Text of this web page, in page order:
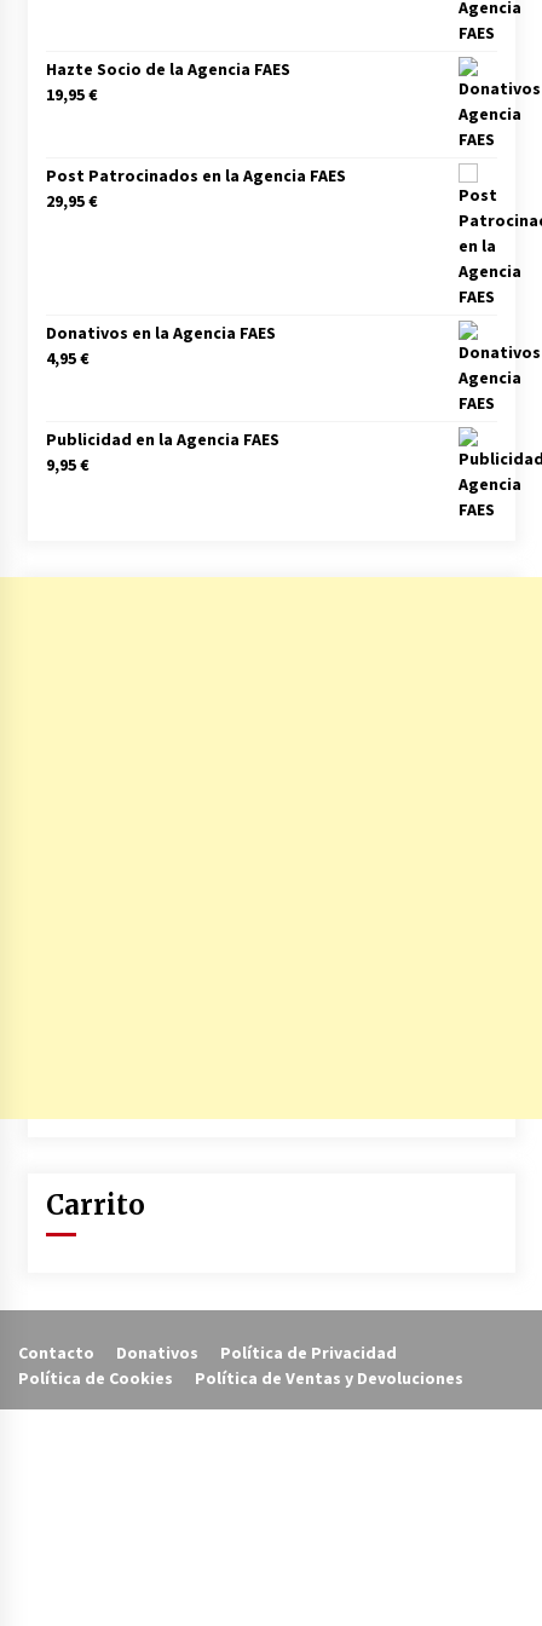
Hazte Socio de la Agencia FAES
19,95€
Post Patrocinados en la Agencia FAES
29,95€
Donativos en la Agencia FAES
4,95€
Publicidad en la Agencia FAES
9,95€
Carrito
Contacto Donativos
Política de Privacidad
Política de Cookies
Política de Ventas y Devoluciones